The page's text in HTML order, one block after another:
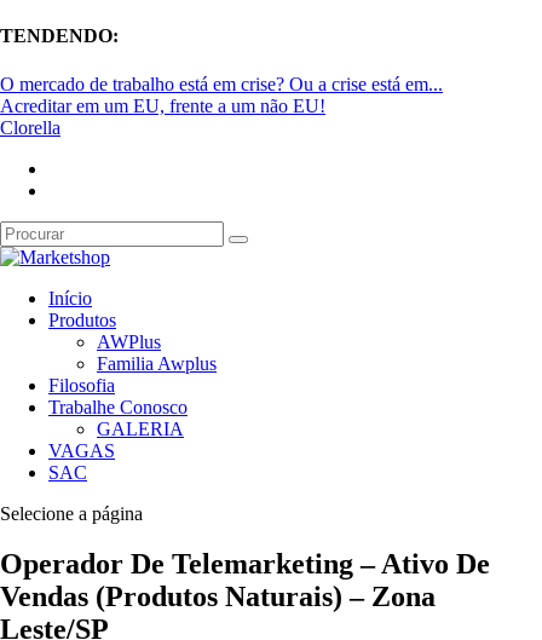
TENDENDO:
O mercado de trabalho está em crise? Ou a crise está em...
Acreditar em um EU, frente a um não EU!
Clorella
Início
Produtos
AWPlus
Familia Awplus
Filosofia
Trabalhe Conosco
GALERIA
VAGAS
SAC
Selecione a página
Operador De Telemarketing – Ativo De
Vendas (Produtos Naturais) – Zona
Leste/SP